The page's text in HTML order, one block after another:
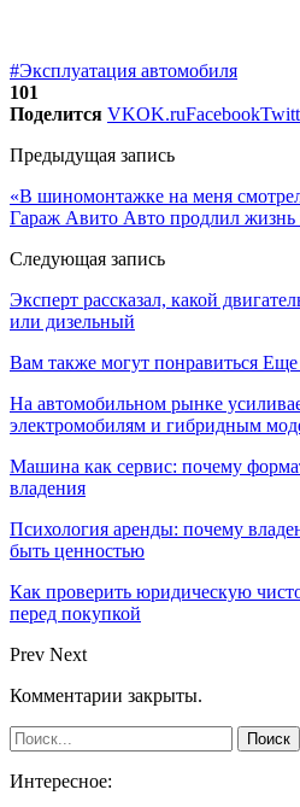
#Эксплуатация автомобиля
101
Поделится VKOK.ruFacebook
Предыдущая запись
«В шиномонтажке на меня
Гараж Авито Авто продлил
Следующая запись
Эксперт рассказал, какой
или дизельный
Вам также могут понравиться Еще
На автомобильном рынке
электромобилям и гибридным
Машина как сервис: почему
владения
Психология аренды: почему
быть ценностью
Как проверить юридическую
перед покупкой
Prev Next
Комментарии закрыты.
Интересное: